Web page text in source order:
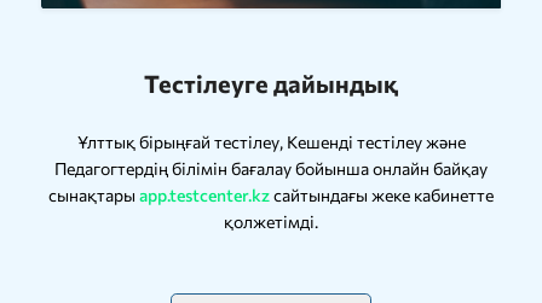
Тестілеуге дайындық
Ұлттық бірыңғай тестілеу, Кешенді тестілеу және
Педагогтердің білімін бағалау бойынша онлайн байқау
сынақтары app.testcenter.kzсайтындағы жеке кабинетте
қолжетімді.